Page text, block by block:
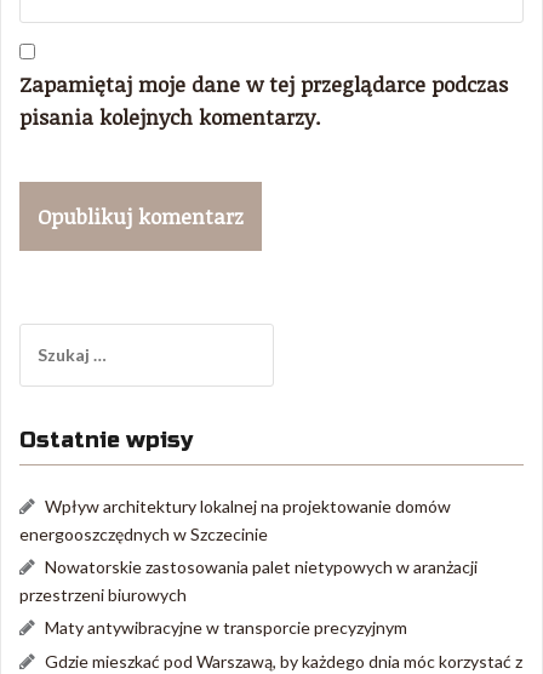
Zapamiętaj moje dane w tej przeglądarce podczas
pisania kolejnych komentarzy.
Ostatnie wpisy
Wpływ architektury lokalnej na projektowanie domów
energooszczędnych w Szczecinie
Nowatorskie zastosowania palet nietypowych w aranżacji
przestrzeni biurowych
Maty antywibracyjne w transporcie precyzyjnym
Gdzie mieszkać pod Warszawą, by każdego dnia móc korzystać z